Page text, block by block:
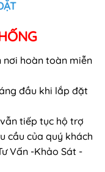
nơi hoàn toàn miễn
đầu khi lắp đặt
tiếp tục hộ trợ
cầu của quý khách
Vấn -Khảo Sát -